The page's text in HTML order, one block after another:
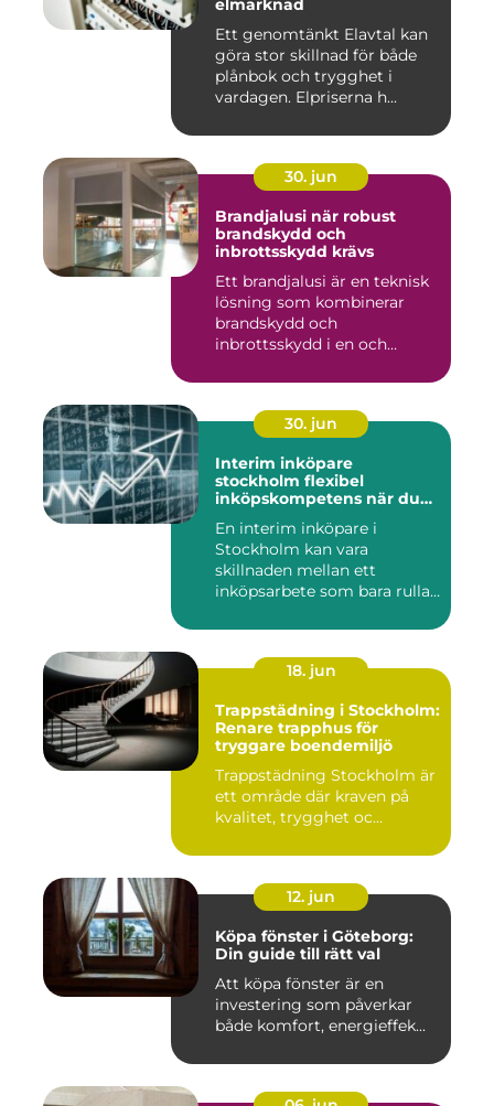
elmarknad
Ett genomtänkt Elavtal kan
göra stor skillnad för både
plånbok och trygghet i
vardagen. Elpriserna h...
30. jun
Brandjalusi när robust
brandskydd och
inbrottsskydd krävs
Ett brandjalusi är en teknisk
lösning som kombinerar
brandskydd och
inbrottsskydd i en och
30. jun
Interim inköpare
stockholm flexibel
inköpskompetens när du
En interim inköpare i
Stockholm kan vara
skillnaden mellan ett
inköpsarbete som bara rullar
18. jun
Trappstädning i Stockholm:
Renare trapphus för
tryggare boendemiljö
Trappstädning Stockholm är
ett område där kraven på
kvalitet, trygghet oc...
12. jun
Köpa fönster i Göteborg:
Din guide till rätt val
Att köpa fönster är en
investering som påverkar
både komfort, energieffek...